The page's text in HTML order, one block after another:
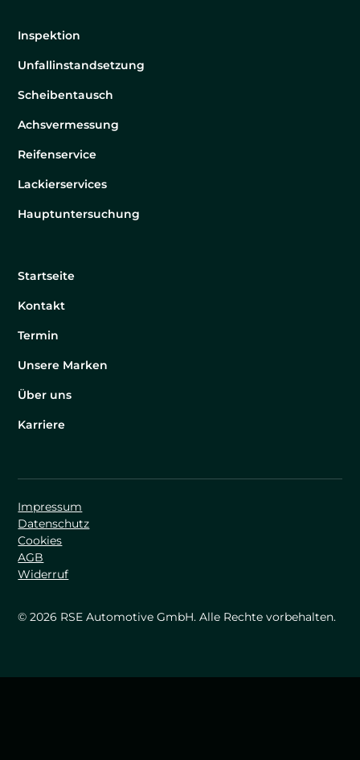
Inspektion
Unfallinstandsetzung
Scheibentausch
Achsvermessung
Reifenservice
Lackierservices
Hauptuntersuchung
Startseite
Kontakt
Termin
Unsere Marken
Über uns
Karriere
© 2026 RSE Automotive GmbH. Alle Rechte vorbehalten.
Impressum
Datenschutz
Cookies
AGB
Widerruf